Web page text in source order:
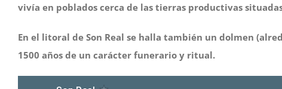
vivía en poblados cerca de las tierras productivas
En el litoral de Son Real se halla también un dolmen
1500 años de un carácter funerario y ritual.